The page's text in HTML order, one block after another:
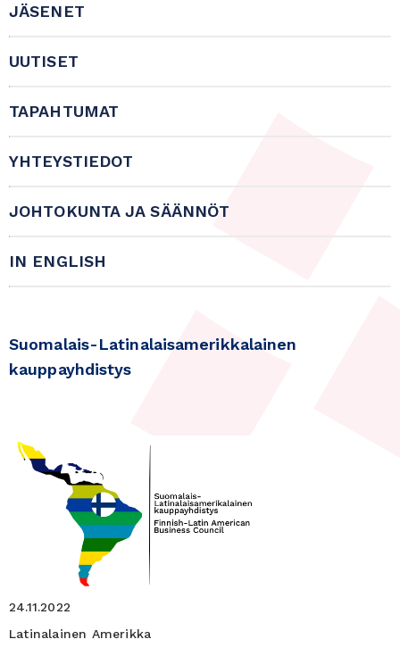
JÄSENET
UUTISET
TAPAHTUMAT
YHTEYSTIEDOT
JOHTOKUNTA JA SÄÄNNÖT
IN ENGLISH
Suomalais-Latinalaisamerikkalainen
kauppayhdistys
24.11.2022
Latinalainen Amerikka